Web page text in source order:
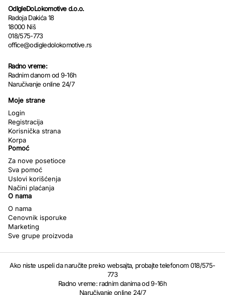
OdIgleDoLokomotive d.o.o.
Radoja Dakića 18
18000 Niš
018/575-773
office@odigledolokomotive.rs
Radno vreme:
Radnim danom od 9-16h
Naručivanje online 24/7
Moje strane
Login
Registracija
Korisnička strana
Korpa
Pomoć
Za nove posetioce
Sva pomoć
Uslovi korišćenja
Načini plaćanja
O nama
O nama
Cenovnik isporuke
Marketing
Sve grupe proizvoda
Ako niste uspeli da naručite preko websajta, probajte telefonom 018/575-
773
Radno vreme: radnim danima od 9-16h
Naručivanje online 24/7